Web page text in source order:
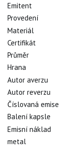
Emitent
Provedení
Materiál
Certifikát
Průměr
Hrana
Autor averzu
Autor reverzu
Číslovaná emise
Balení kapsle
Emisní náklad
metal